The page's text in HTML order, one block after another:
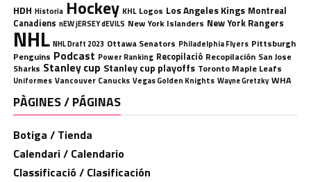
HDH Historia Hockey KHL Logos Los Angeles Kings Montreal
Canadiens nEW jERSEY dEVILS New York Islanders New York Rangers
NHL NHL Draft 2023 Ottawa Senators Philadelphia Flyers Pittsburgh
Penguins Podcast Power Ranking Recopilació Recopilación San Jose
Sharks Stanley cup Stanley cup playoffs Toronto Maple Leafs
Uniformes Vancouver Canucks Vegas Golden Knights Wayne Gretzky WHA
PÀGINES / PÁGINAS
Botiga / Tienda
Calendari / Calendario
Classificació / Clasificación